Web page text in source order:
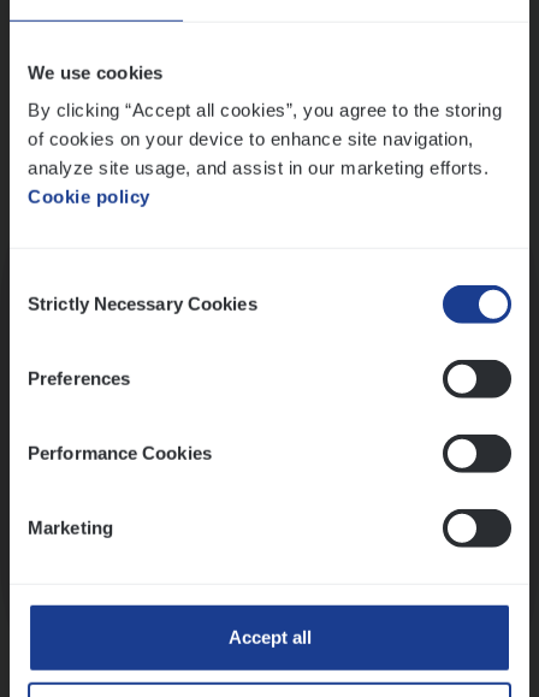
We use cookies
By clicking “Accept all cookies”, you agree to the storing
of cookies on your device to enhance site navigation,
analyze site usage, and assist in our marketing efforts.
Cookie policy
Selection
Strictly Necessary Cookies
Preferences
Performance Cookies
Marketing
Accept all